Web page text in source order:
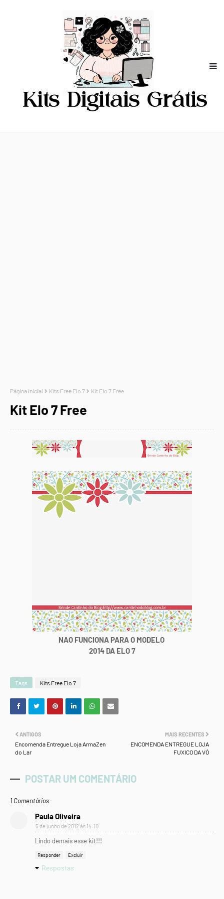
Página inicial Kits Free Elo 7 Kit Elo 7 Free
Kit Elo 7 Free
NAO FUNCIONA PARA O MODELO
2014 DA ELO 7
Tags Kits Free Elo 7
MAIS RECENTES
ENCOMENDA ENTREGUE LOJA
FUXICO DA VÓ
ANTIGOS
Encomenda Entregue Loja ArmaZen
do Lar
POSTAR UM COMENTÁRIO
1 Comentários
Paula Oliveira
5 de junho de 2012 às 14:10
Lindo demais esse kit!!!
Responder Excluir
Respostas